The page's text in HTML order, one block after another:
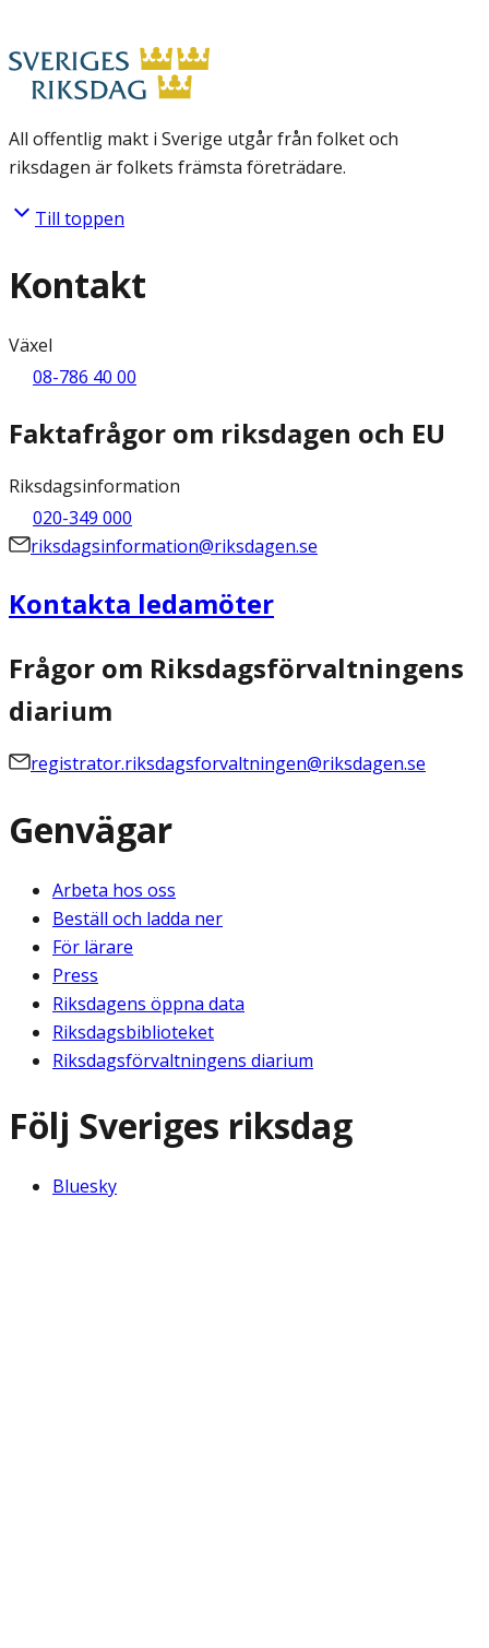
All offentlig makt i Sverige utgår från folket och
riksdagen är folkets främsta företrädare.
Till toppen
Kontakt
Växel
08-786 40 00
Faktafrågor om riksdagen och EU
Riksdagsinformation
020-349 000
riksdagsinformation@riksdagen.se
Kontakta ledamöter
Frågor om Riksdagsförvaltningens
diarium
registrator.riksdagsforvaltningen@riksdagen.se
Genvägar
Arbeta hos oss
Beställ och ladda ner
För lärare
Press
Riksdagens öppna data
Riksdagsbiblioteket
Riksdagsförvaltningens diarium
Följ Sveriges riksdag
Bluesky